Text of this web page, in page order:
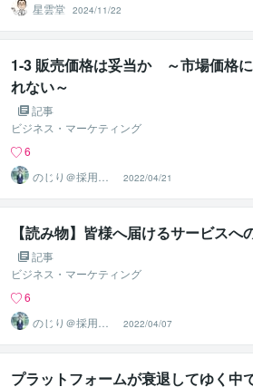
星雲堂 2024/11/22
1-3 販売価格は妥当か ～市場価格
れない～
記事
ビジネス・マーケティング
6
のじり＠採用サ
ポーター
2022/04/21
【読み物】皆様へ届けるサービスへ
記事
ビジネス・マーケティング
6
のじり＠採用サ
ポーター
2022/04/07
プラットフォームが衰退してゆく中